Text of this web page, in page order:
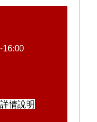
16:00
詳情說明